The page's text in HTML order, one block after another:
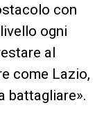
con
ogni
al
come Lazio,
battagliare».